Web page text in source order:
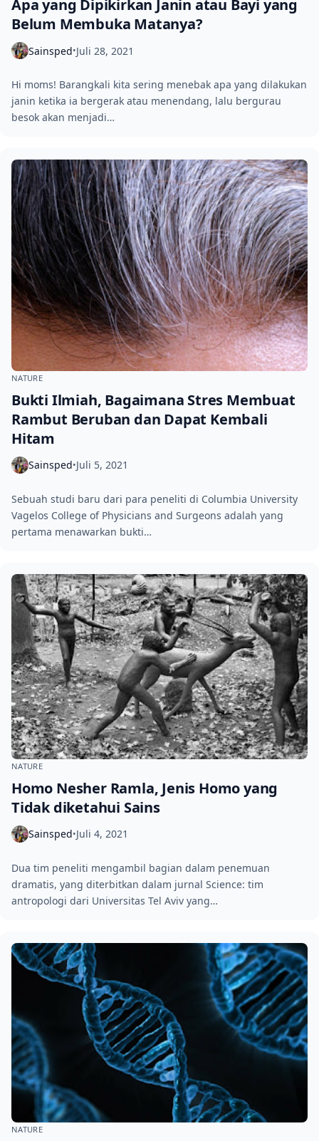
Apa yang Dipikirkan Janin atau Bayi yang
Belum Membuka Matanya?
Sainsped•Juli 28, 2021
Hi moms! Barangkali kita sering menebak apa yang dilakukan
janin ketika ia bergerak atau menendang, lalu bergurau
besok akan menjadi…
NATURE
Bukti Ilmiah, Bagaimana Stres Membuat
Rambut Beruban dan Dapat Kembali
Hitam
Sainsped•Juli 5, 2021
Sebuah studi baru dari para peneliti di Columbia University
Vagelos College of Physicians and Surgeons adalah yang
pertama menawarkan bukti…
NATURE
Homo Nesher Ramla, Jenis Homo yang
Tidak diketahui Sains
Sainsped•Juli 4, 2021
Dua tim peneliti mengambil bagian dalam penemuan
dramatis, yang diterbitkan dalam jurnal Science: tim
antropologi dari Universitas Tel Aviv yang…
NATURE